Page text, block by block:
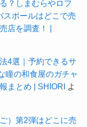
？しまむらやロフ
スボールはどこで売
店を調査！ |
4選｜予約できるサ
瞳の和食屋のガチャ
まとめ | SHIORI
よ
）第2弾はどこに売